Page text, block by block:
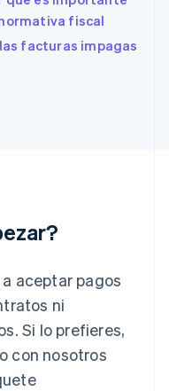
fiscal
facturas impagas
aceptar pagos
ni
Si lo prefieres,
con nosotros